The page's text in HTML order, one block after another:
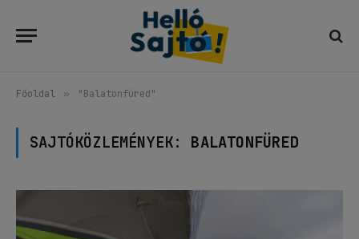
Főoldal » "Balatonfüred"
SAJTÓKÖZLEMÉNYEK: BALATONFÜRED